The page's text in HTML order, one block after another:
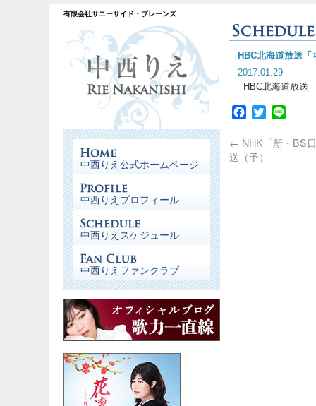
有限会社サニーサイド・ブレーンズ
HBC北海道放送
2017.01.29
HBC北海道放送
Facebook
Twitter
← NHK「新・BS
送（予）
中西りえ公式ホームページ
中西りえプロフィール
中西りえスケジュール
中西りえファンクラブ